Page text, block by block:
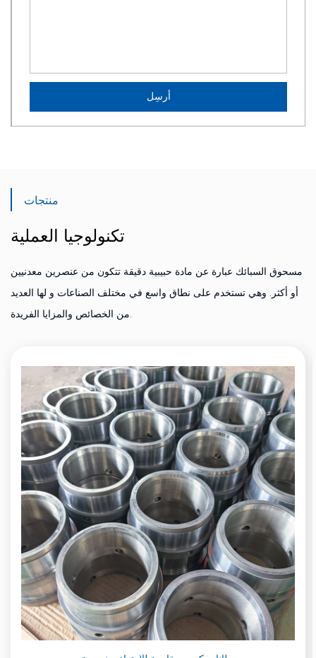
منتجات
تكنولوجيا العملية
مسحوق السبائك عبارة عن مادة حبيبية دقيقة تتكون من عنصرين معدنيين
أو أكثر. وهي تستخدم على نطاق واسع في مختلف الصناعات و لها العديد
من الخصائص والمزايا الفريدة.